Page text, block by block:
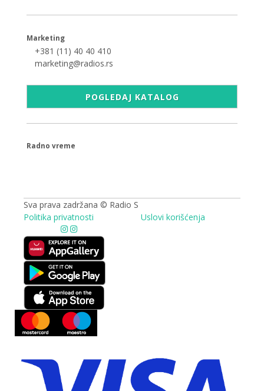
Marketing
+381 (11) 40 40 410
marketing@radios.rs
POGLEDAJ KATALOG
Radno vreme
Sva prava zadržana © Radio S
Politika privatnosti
Uslovi korišćenja